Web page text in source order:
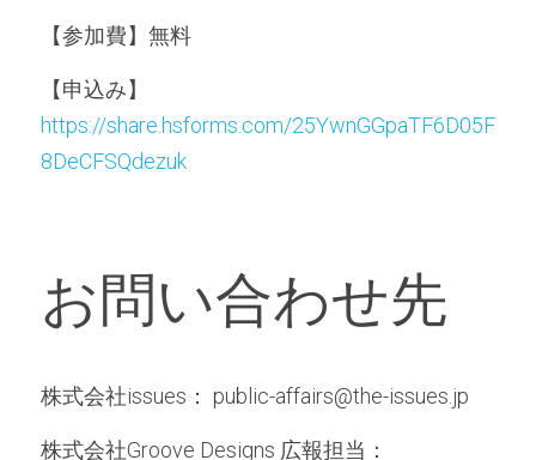
【参加費】無料
https://share.hsforms.com/25YwnGGpaTF6D05F
8DeCFSQdezuk
お問い合わせ先
株式会社issues： public-affairs@the-issues.jp